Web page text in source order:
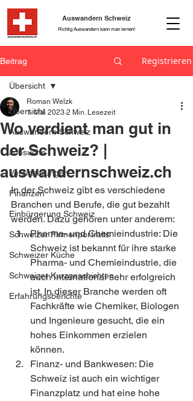
Richtig Auswandern kann man lernen!
Auswandern Schweiz
Beitrag Registrieren
Übersicht
Auswandern Schweiz
Jobsuche
Versicherungen
Finanzen
Einbürgerung Schweiz
Schweizer Firmenportraits
Schweizer Küche
Schweizer Kurzgeschichten
Erfahrungsberichte
Übersicht
Wo verdient man gut in
der Schweiz? |
auswandernschweiz.ch
Roman Welzk
1. Mai 2023 2 Min. Lesezeit
In der Schweiz gibt es verschiedene
Branchen und Berufe, die gut bezahlt
werden. Dazu gehören unter anderem:
Pharma- und Chemieindustrie: Die
Schweiz ist bekannt für ihre starke
Pharma- und Chemieindustrie, die
auch international sehr erfolgreich
ist. In dieser Branche werden oft
Fachkräfte wie Chemiker, Biologen
und Ingenieure gesucht, die ein
hohes Einkommen erzielen
können.
Finanz- und Bankwesen: Die
Schweiz ist auch ein wichtiger
Finanzplatz und hat eine hohe